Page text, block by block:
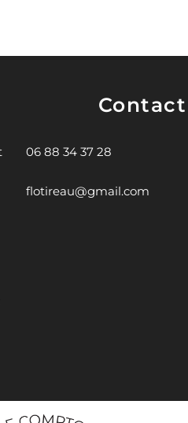
Contact
06 88 34 37 28
flotireau@gmail.com